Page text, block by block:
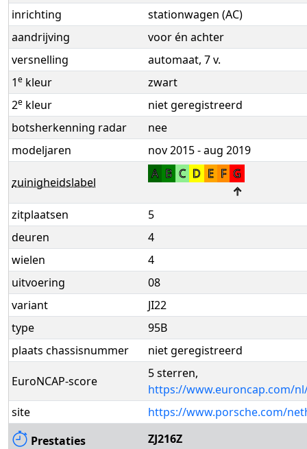
inrichting
stationwagen (AC)
aandrijving
voor én achter
versnelling
automaat, 7 v.
1e kleur
zwart
2e kleur
niet geregistreerd
botsherkenning radar
nee
modeljaren
nov 2015 - aug 2019
zuinigheidslabel
A B C D E F G
↑
zitplaatsen
5
deuren
4
wielen
4
uitvoering
08
variant
JI22
type
95B
plaats chassisnummer
niet geregistreerd
EuroNCAP-score
5 sterren,
https://www.euroncap.com/
site
https://www.porsche.com/
Prestaties
ZJ216Z